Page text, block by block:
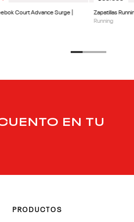
Court Advance Surge |
Zapatillas
Running
EN TU
PRODUCTOS